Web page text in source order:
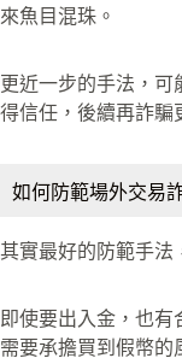
來魚目混珠。
更近一步的手法，可
得信任，後續再詐騙
如何防範場外交易
其實最好的防範手法
即使要出入金，也
需要承擔買到假幣的